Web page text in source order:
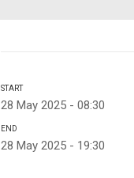
START
28 May 2025 - 08:30
END
28 May 2025 - 19:30